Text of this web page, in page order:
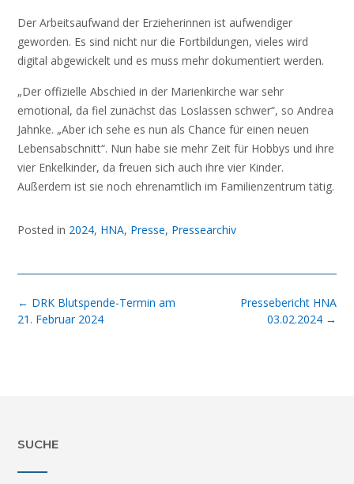
Der Arbeitsaufwand der Erzieherinnen ist aufwendiger
geworden. Es sind nicht nur die Fortbildungen, vieles wird
digital abgewickelt und es muss mehr dokumentiert werden.
„Der offizielle Abschied in der Marienkirche war sehr
emotional, da fiel zunächst das Loslassen schwer“, so Andrea
Jahnke. „Aber ich sehe es nun als Chance für einen neuen
Lebensabschnitt“. Nun habe sie mehr Zeit für Hobbys und ihre
vier Enkelkinder, da freuen sich auch ihre vier Kinder.
Außerdem ist sie noch ehrenamtlich im Familienzentrum tätig.
Posted in 2024, HNA, Presse, Pressearchiv
Post
navigation
Pressebericht HNA
03.02.2024 →
← DRK Blutspende-Termin am
21. Februar 2024
SUCHE